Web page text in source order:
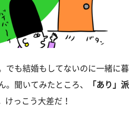
でも結婚もしてないのに一緒に暮
聞いてみたところ、
「あり」派
けっこう大差だ！